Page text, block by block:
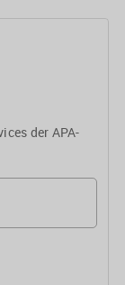
der APA-